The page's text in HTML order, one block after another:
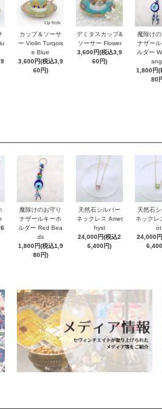
カップ＆ソーサ
ー Violin Turqois
e Blue
3,600円(税込3,9
60円)
デミタスカップ&
ソーサー Flower
3,600円(税込3,9
60円)
魔除け
ナザー
ルダー
1,800円(
80
魔除けのお守り
ナザールキーホ
ルダー Red Bea
ds
1,800円(税込1,9
80円)
天然石シルバー
ネックレス Amet
hyst
24,000円(税込2
6,400円)
天然石
ネックレ
ot
24,000